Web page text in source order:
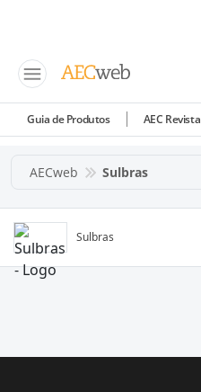
Guia de Produtos AEC Revista
AECweb Sulbras
Sulbras